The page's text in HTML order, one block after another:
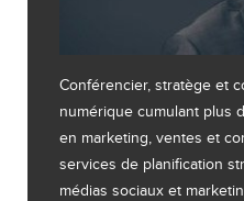
Conférencier, stratège et
numérique cumulant plus
en marketing, ventes et
services de planification
médias sociaux et